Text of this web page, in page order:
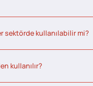
sektörde kullanılabilir mi?
kullanılır?